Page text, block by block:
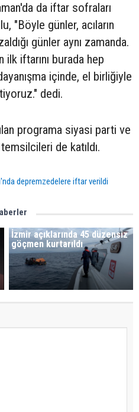
da iftar sofraları
"Böyle günler, acıların
günler aynı zamanda.
ilk iftarını burada hep
içinde, el birliğiyle
dedi.
programa siyasi parti ve
de katıldı.
depremzedelere iftar verildi
İzmir açıklarında 45 düzensiz
göçmen kurtarıldı